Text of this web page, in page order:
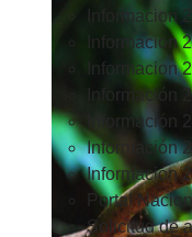
Informacion
Informacion
Informacion
Información
Información
Información
Información
Portal
Solicitud de